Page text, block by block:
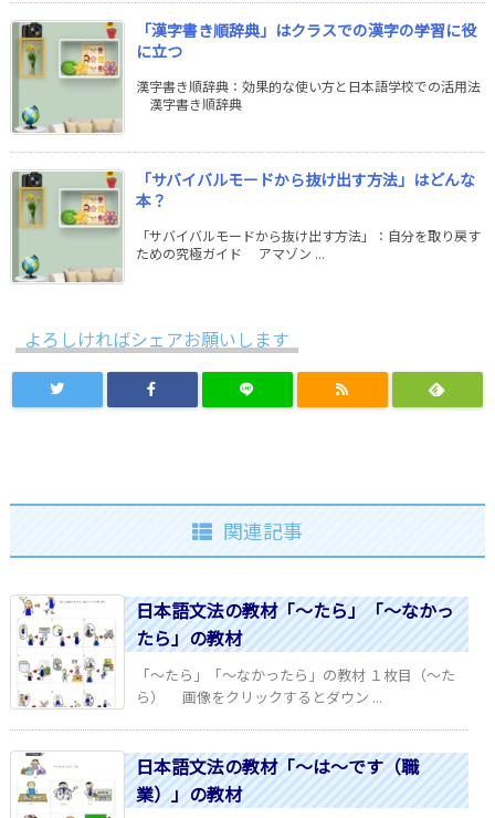
「漢字書き順辞典」はクラスでの漢字の学習に役
に立つ
漢字書き順辞典：効果的な使い方と日本語学校での活用法
漢字書き順辞典
「サバイバルモードから抜け出す方法」はどんな
本？
「サバイバルモードから抜け出す方法」：自分を取り戻す
ための究極ガイド アマゾン ...
よろしければシェアお願いします
関連記事
日本語文法の教材「～たら」「～なかっ
たら」の教材
「～たら」「～なかったら」の教材 １枚目（～た
ら） 画像をクリックするとダウン ...
日本語文法の教材「～は～です（職
業）」の教材